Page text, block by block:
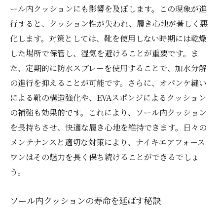
ール内クッションにも影響を及ぼします。この現象が進
行すると、クッション性が失われ、履き心地が著しく悪
化します。対策としては、靴を使用しない時期には乾燥
した場所で保管し、湿気を避けることが重要です。ま
た、定期的に防水スプレーを使用することで、加水分解
の進行を抑えることが可能です。さらに、オパンケ縫い
による靴の構造強化や、EVAスポンジによるクッション
の補強も効果的です。これにより、ソール内クッション
を長持ちさせ、快適な履き心地を維持できます。日々の
メンテナンスと適切な対策により、ナイキエアフォース
ワンはその魅力を長く保ち続けることができるでしょ
う。
ソール内クッションの寿命を延ばす秘訣